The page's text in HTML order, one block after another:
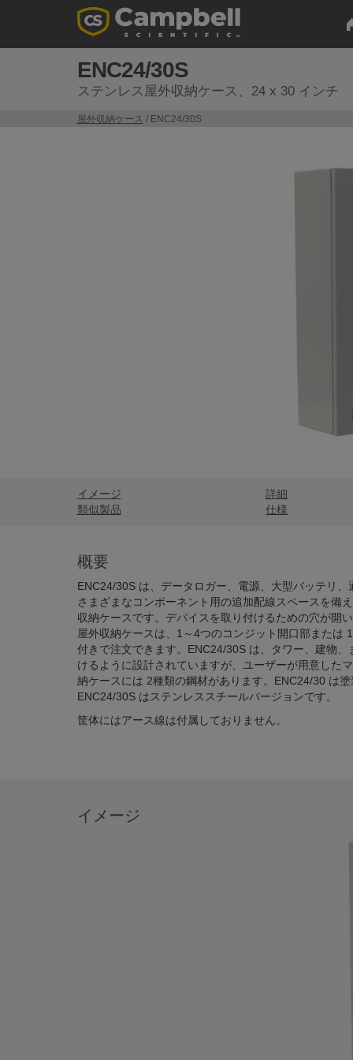
ENC24/30S
ステンレス屋外収納ケース、24 x 30 インチ
屋外収納ケース / ENC24/30S
イメージ
類似製品
詳細
仕様
概要
ENC24/30S は、データロガー、電源、大型バッテリ
さまざまなコンポーネント用の追加配線スペースを備
収納ケースです。デバイスを取り付けるための穴が開
屋外収納ケースは、1～4つのコンジット開口部または
付きで注文できます。ENC24/30S は、タワー、建物
けるように設計されていますが、ユーザーが用意した
納ケースには 2種類の鋼材があります。ENC24/30 は
ENC24/30S はステンレススチールバージョンです。
筐体にはアース線は付属しておりません。
イメージ